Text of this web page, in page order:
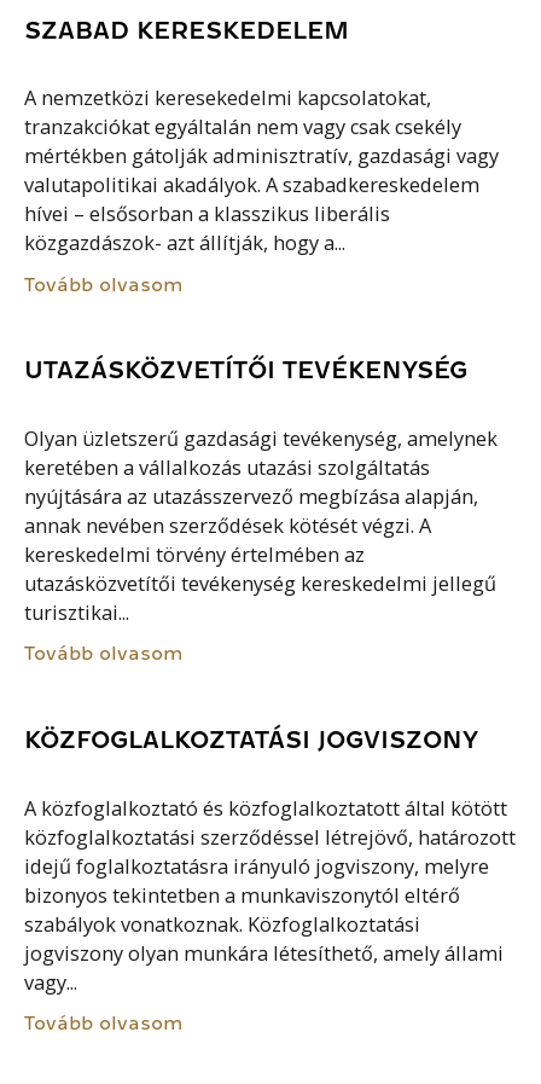
SZABAD KERESKEDELEM
A nemzetközi keresekedelmi kapcsolatokat,
tranzakciókat egyáltalán nem vagy csak csekély
mértékben gátolják adminisztratív, gazdasági vagy
valutapolitikai akadályok. A szabadkereskedelem
hívei – elsősorban a klasszikus liberális
közgazdászok- azt állítják, hogy a...
Tovább olvasom
UTAZÁSKÖZVETÍTŐI TEVÉKENYSÉG
Olyan üzletszerű gazdasági tevékenység, amelynek
keretében a vállalkozás utazási szolgáltatás
nyújtására az utazásszervező megbízása alapján,
annak nevében szerződések kötését végzi. A
kereskedelmi törvény értelmében az
utazásközvetítői tevékenység kereskedelmi jellegű
turisztikai...
Tovább olvasom
KÖZFOGLALKOZTATÁSI JOGVISZONY
A közfoglalkoztató és közfoglalkoztatott által kötött
közfoglalkoztatási szerződéssel létrejövő, határozott
idejű foglalkoztatásra irányuló jogviszony, melyre
bizonyos tekintetben a munkaviszonytól eltérő
szabályok vonatkoznak. Közfoglalkoztatási
jogviszony olyan munkára létesíthető, amely állami
vagy...
Tovább olvasom